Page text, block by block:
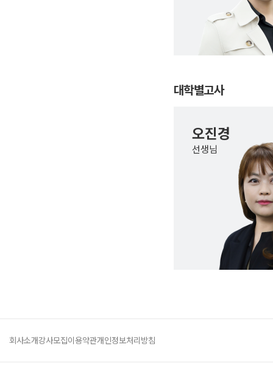
대학별고사
오진경
선생님
회사소개강사모집이용약관개인정보처리방침